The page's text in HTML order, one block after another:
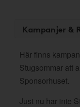
Kampanjer &
Här finns
Stugsommar att
Sponsorhuset.
Just nu har inte